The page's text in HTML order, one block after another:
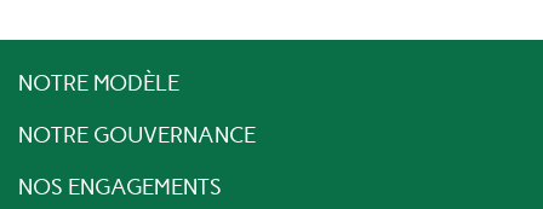
NOTRE MODÈLE
NOTRE GOUVERNANCE
NOS ENGAGEMENTS